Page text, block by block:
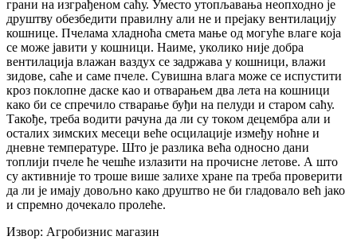
грани на изграђеном саћу. Уместо утопљавања неопходно је
друштву обезбедити правилну али не и прејаку вентилацију
кошнице. Пчелама хладноћа смета мање од могуће влаге која
се може јавити у кошници. Наиме, уколико није добра
вентилација влажан ваздух се задржава у кошници, влажи
зидове, саће и саме пчеле. Сувишна влага може се испустити
кроз поклопне даске као и отварањем два лета на кошници
како би се спречило стварање буђи на пелуди и старом саћу.
Такође, треба водити рачуна да ли су током децембра али и
осталих зимских месеци веће осцилације између ноћне и
дневне температуре. Што је разлика већа односно дани
топлији пчеле ће чешће излазити на прочисне летове. А што
су активније то троше више залихе хране па треба проверити
да ли је имају довољно како друштво не би гладовало већ јако
и спремно дочекало пролеће.
Извор: Агробизнис магазин